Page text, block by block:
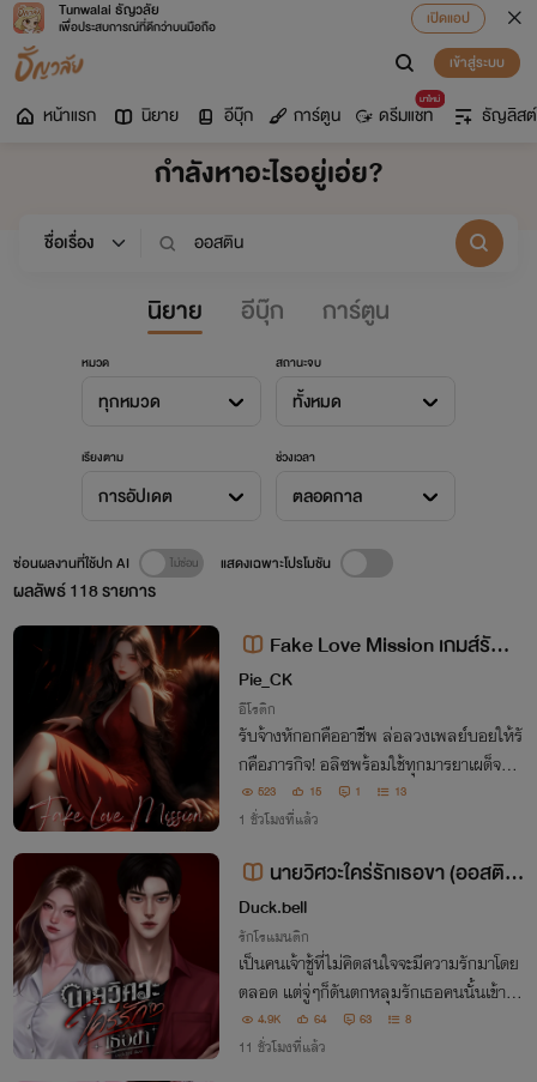
Tunwalai ธัญวลัย
เพื่อประสบการณ์ที่ดีกว่าบนมือถือ
เปิดแอป
เข้าสู่ระบบ
หน้าแรก นิยาย อีบุ๊ก การ์ตูน
มาใหม่
ดรีมแชท ธัญลิสต์
กำลังหาอะไรอยู่เอ่ย?
นิยาย อีบุ๊ก การ์ตูน
หมวด
ทุกหมวด
สถานะจบ
ทั้งหมด
เรียงตาม
การอัปเดต
ช่วงเวลา
ตลอดกาล
ผลลัพธ์118รายการ
ซ่อนผลงานที่ใช้ปก AI แสดงเฉพาะโปรโมชัน
Fake Love Mission เกมส์รั
ก...ภารกิจลับ
Pie_CK
อีโรติก
รับจ้างหักอกคืออาชีพ ล่อลวงเพลย์บอยให้รั
กคือภารกิจ! อลิซพร้อมใช้ทุกมารยาเผด็จศึก
ออสติน แต่ยิ่งรุกกลับยิ่งรุ่มร้อน ยิ่งใกล้ชิดยิ่
งอันตราย... หัวใจหรือร่างกายใครจะยอมสย
523 15 1 13
1 ชั่วโมงที่แล้ว
นายวิศวะใคร่รักเธอขา (ออสติน
xพลอยใส)
Duck.bell
รักโรแมนติก
เป็นคนเจ้าชู้ที่ไม่คิดสนใจจะมีความรักมาโดย
ตลอด แต่จู่ๆก็ดันตกหลุมรักเธอคนนั้นเข้าอย่
างจัง “ผู้หญิงอะไรนั่งเหม่อก็ยังสวยขนาดนี้”
4.9K 64 63 8
11 ชั่วโมงที่แล้ว